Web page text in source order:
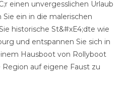
einen unvergesslichen Urlaub
Sie ein in die malerischen
historische St&#xE4;dte wie
und entspannen Sie sich in
Hausboot von Rollyboot
Region auf eigene Faust zu